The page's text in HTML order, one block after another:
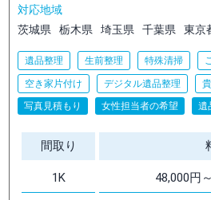
対応地域
茨城県
栃木県 埼玉県 千葉県 東京
遺品整理 生前整理 特殊清掃
空き家片付け デジタル遺品整理
写真見積もり
女性担当者の希望 遺
間取り
1K 48,000円